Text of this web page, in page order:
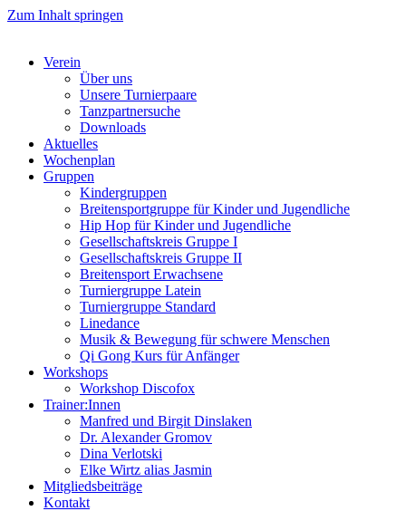
Zum Inhalt springen
Verein
Über uns
Unsere Turnierpaare
Tanzpartnersuche
Downloads
Aktuelles
Wochenplan
Gruppen
Kindergruppen
Breitensportgruppe für Kinder und Jugendliche
Hip Hop für Kinder und Jugendliche​
Gesellschaftskreis Gruppe I
Gesellschaftskreis Gruppe II
Breitensport Erwachsene
Turniergruppe Latein
Turniergruppe Standard
Linedance
Musik & Bewegung für schwere Menschen​
Qi Gong Kurs für Anfänger
Workshops
Workshop Discofox
Trainer:Innen
Manfred und Birgit Dinslaken
Dr. Alexander Gromov
Dina Verlotski
Elke Wirtz alias Jasmin
Mitgliedsbeiträge
Kontakt